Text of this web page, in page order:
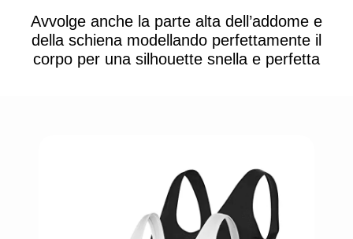
Avvolge anche la parte alta dell’addome e
della schiena modellando perfettamente il
corpo per una silhouette snella e perfetta